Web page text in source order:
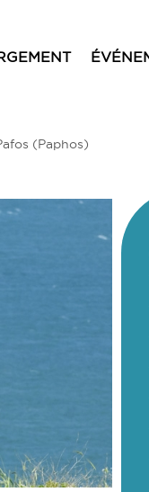
(Paphos)